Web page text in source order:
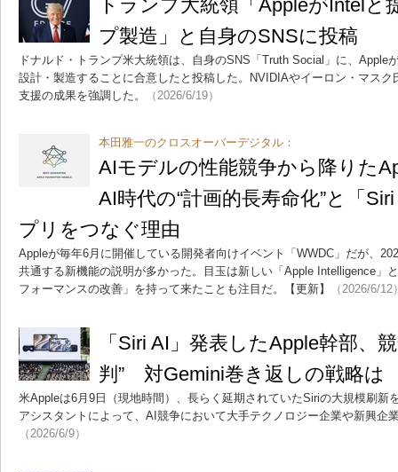
トランプ大統領「AppleがIntelと
プ製造」と自身のSNSに投稿
ドナルド・トランプ米大統領は、自身のSNS「Truth Social」に、Apple
設計・製造することに合意したと投稿した。NVIDIAやイーロン・マス
支援の成果を強調した。
（2026/6/19）
本田雅一のクロスオーバーデジタル：
AIモデルの性能競争から降りた
AI時代の“計画的長寿命化”と「
プリをつなぐ理由
Appleが毎年6月に開催している開発者向けイベント「WWDC」だが、
共通する新機能の説明が多かった。目玉は新しい「Apple Intelligence」
フォーマンスの改善」を持って来たことも注目だ。【更新】
（2026/6/12
「Siri AI」発表したApple幹部、
判” 対Gemini巻き返しの戦略は
米Appleは6月9日（現地時間）、長らく延期されていたSiriの大規模刷新
アシスタントによって、AI競争において大手テクノロジー企業や新興企
（2026/6/9）